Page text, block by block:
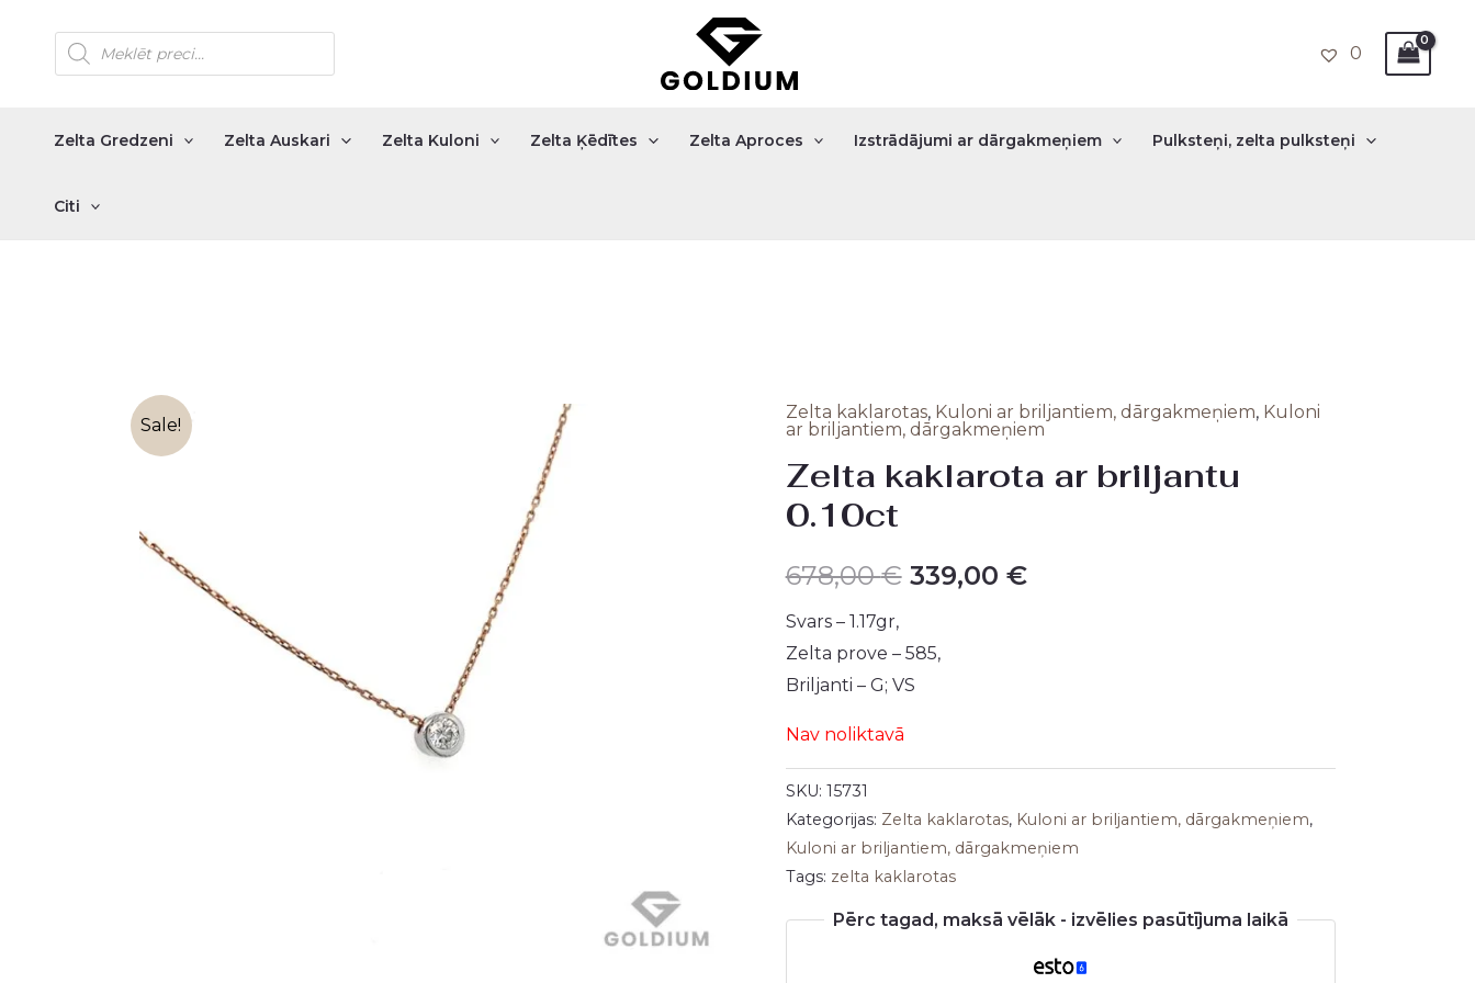
content
Products
search
0
Zelta Gredzeni Zelta Auskari Zelta Kuloni Zelta Ķēdītes Zelta Aproces Izstrādājumi ar dārgakmeņiem Pulksteņi, zelta pulksteņi
Citi
Sale!
Zelta kaklarotas, Kuloni ar briljantiem, dārgakmeņiem, Kuloni
ar briljantiem, dārgakmeņiem
Zelta kaklarota ar briljantu
0.10ct
678,00€
Original
price
678,00 €.
339,00 €
Current
price
339,00 €.
Svars – 1.17gr,
Zelta prove – 585,
Briljanti – G; VS
Nav noliktavā
SKU: 15731
Kategorijas: Zelta kaklarotas, Kuloni ar briljantiem, dārgakmeņiem,
Kuloni ar briljantiem, dārgakmeņiem
Tags: zelta kaklarotas
Pērc tagad, maksā vēlāk - izvēlies pasūtījuma laikā